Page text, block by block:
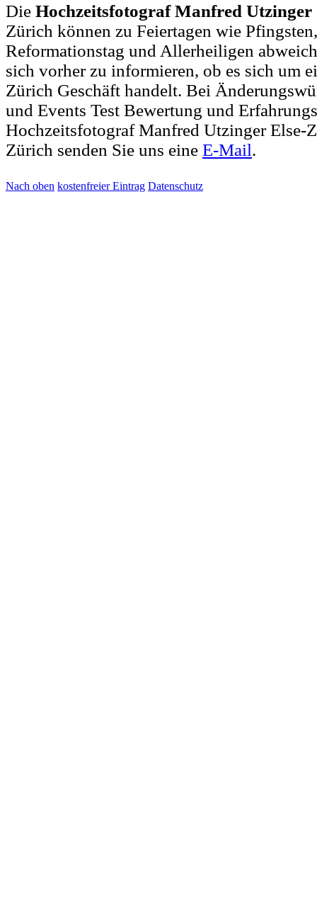
Die Hochzeitsfotograf Manfred Utzinger
Zürich können zu Feiertagen wie
Reformationstag und Allerheiligen
sich vorher zu informieren, ob es sich um
Zürich Geschäft handelt. Bei
und Events Test Bewertung und
Hochzeitsfotograf Manfred Utzinger Else-
Zürich senden Sie uns eine E-Mail.
Nach oben kostenfreier Eintrag Datenschutz